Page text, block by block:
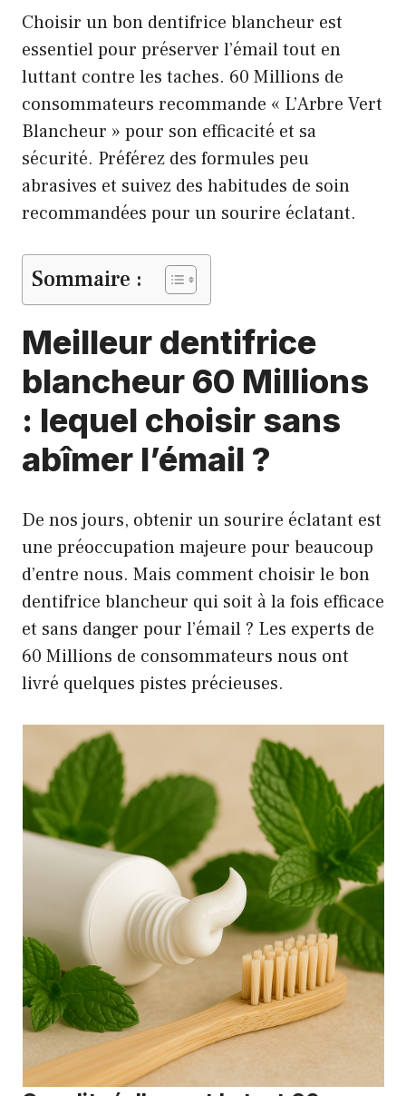
Choisir un bon dentifrice blancheur est
essentiel pour préserver l’émail tout en
luttant contre les taches. 60 Millions de
consommateurs recommande « L’Arbre Vert
Blancheur » pour son efficacité et sa
sécurité. Préférez des formules peu
abrasives et suivez des habitudes de soin
recommandées pour un sourire éclatant.
Sommaire :
Meilleur dentifrice
blancheur 60 Millions
: lequel choisir sans
abîmer l’émail ?
De nos jours, obtenir un sourire éclatant est
une préoccupation majeure pour beaucoup
d’entre nous. Mais comment choisir le bon
dentifrice blancheur qui soit à la fois efficace
et sans danger pour l’émail ? Les experts de
60 Millions de consommateurs nous ont
livré quelques pistes précieuses.